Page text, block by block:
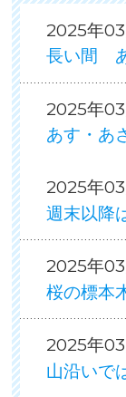
2025年
長い間
2025年
あす・あ
2025年03
週末以降
2025年03
桜の標本
2025年03
山沿いで